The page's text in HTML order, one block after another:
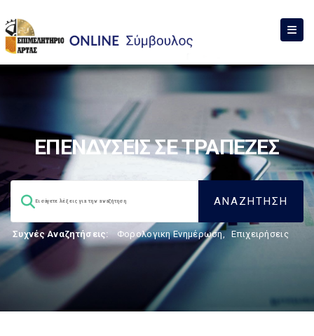
ΕΠΕΝΔΥΣΕΙΣ ΣΕ ΤΡΑΠΕΖΕΣ
Συχνές Αναζητήσεις: Φορολογικη Ενημέρωση, Επιχειρήσεις